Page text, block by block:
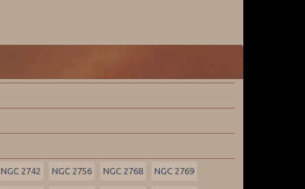
NGC 2742 NGC 2756 NGC 2768 NGC 2769